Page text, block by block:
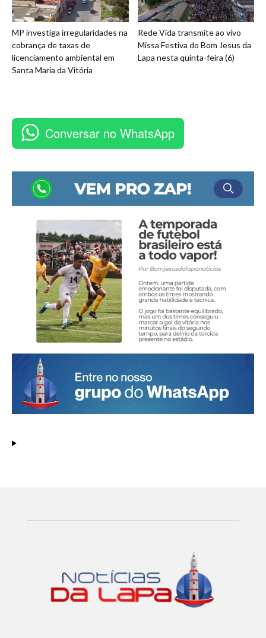
MP investiga irregularidades na
cobrança de taxas de
licenciamento ambiental em
Santa Maria da Vitória
Rede Vida transmite ao vivo
Missa Festiva do Bom Jesus da
Lapa nesta quinta-feira (6)
Conversar no WhatsApp